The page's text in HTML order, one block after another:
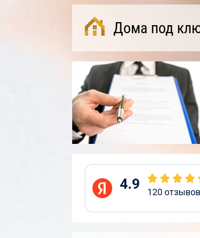
Дома под
4.9 120отзывов